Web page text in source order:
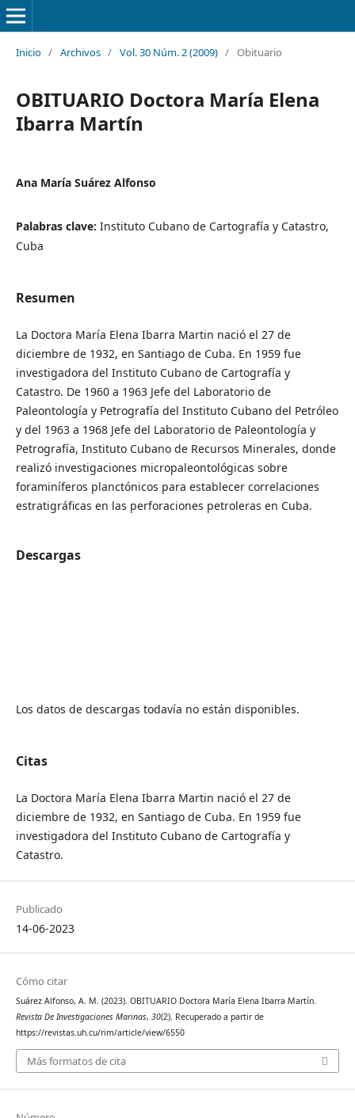
Inicio / Archivos / Vol. 30 Núm. 2 (2009) / Obituario
OBITUARIO Doctora María Elena
Ibarra Martín
Ana María Suárez Alfonso
Palabras clave: Instituto Cubano de Cartografía y Catastro,
Cuba
Resumen
La Doctora María Elena Ibarra Martin nació el 27 de
diciembre de 1932, en Santiago de Cuba. En 1959 fue
investigadora del Instituto Cubano de Cartografía y
Catastro. De 1960 a 1963 Jefe del Laboratorio de
Paleontología y Petrografía del Instituto Cubano del Petróleo
y del 1963 a 1968 Jefe del Laboratorio de Paleontología y
Petrografía, Instituto Cubano de Recursos Minerales, donde
realizó investigaciones micropaleontológicas sobre
foraminíferos planctónicos para establecer correlaciones
estratigráficas en las perforaciones petroleras en Cuba.
Descargas
Los datos de descargas todavía no están disponibles.
Citas
La Doctora María Elena Ibarra Martin nació el 27 de
diciembre de 1932, en Santiago de Cuba. En 1959 fue
investigadora del Instituto Cubano de Cartografía y
Catastro.
Publicado
14-06-2023
Cómo citar
Suárez Alfonso, A. M. (2023). OBITUARIO Doctora María Elena Ibarra Martín.
Revista De Investigaciones Marinas, 30(2). Recuperado a partir de
https://revistas.uh.cu/rim/article/view/6550
Más formatos de cita